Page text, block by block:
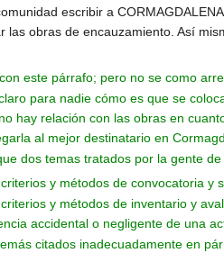
escribir a
las obras de encauzamiento. Así
este párrafo; pero no se como
para nadie cómo es que se
hay relación con las obras en
al mejor destinatario en
dos temas tratados por la gente
y métodos de convocatoria y
y métodos de inventario y
accidental o negligente de una
citados inadecuadamente en